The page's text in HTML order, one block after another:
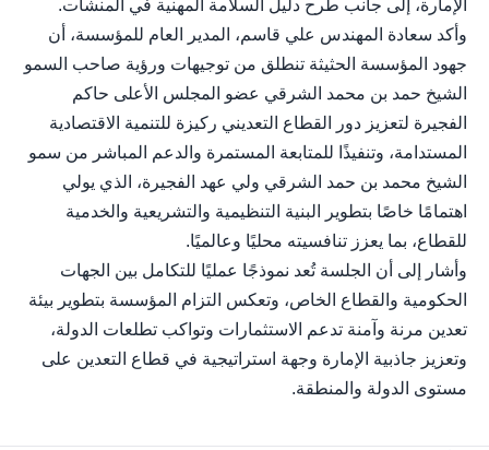
الإمارة، إلى جانب طرح دليل السلامة المهنية في المنشآت.
وأكد سعادة المهندس علي قاسم، المدير العام للمؤسسة، أن
جهود المؤسسة الحثيثة تنطلق من توجيهات ورؤية صاحب السمو
الشيخ حمد بن محمد الشرقي عضو المجلس الأعلى حاكم
الفجيرة لتعزيز دور القطاع التعديني ركيزة للتنمية الاقتصادية
المستدامة، وتنفيذًا للمتابعة المستمرة والدعم المباشر من سمو
الشيخ محمد بن حمد الشرقي ولي عهد الفجيرة، الذي يولي
اهتمامًا خاصًا بتطوير البنية التنظيمية والتشريعية والخدمية
للقطاع، بما يعزز تنافسيته محليًا وعالميًا.
وأشار إلى أن الجلسة تُعد نموذجًا عمليًا للتكامل بين الجهات
الحكومية والقطاع الخاص، وتعكس التزام المؤسسة بتطوير بيئة
تعدين مرنة وآمنة تدعم الاستثمارات وتواكب تطلعات الدولة،
وتعزيز جاذبية الإمارة وجهة استراتيجية في قطاع التعدين على
مستوى الدولة والمنطقة.